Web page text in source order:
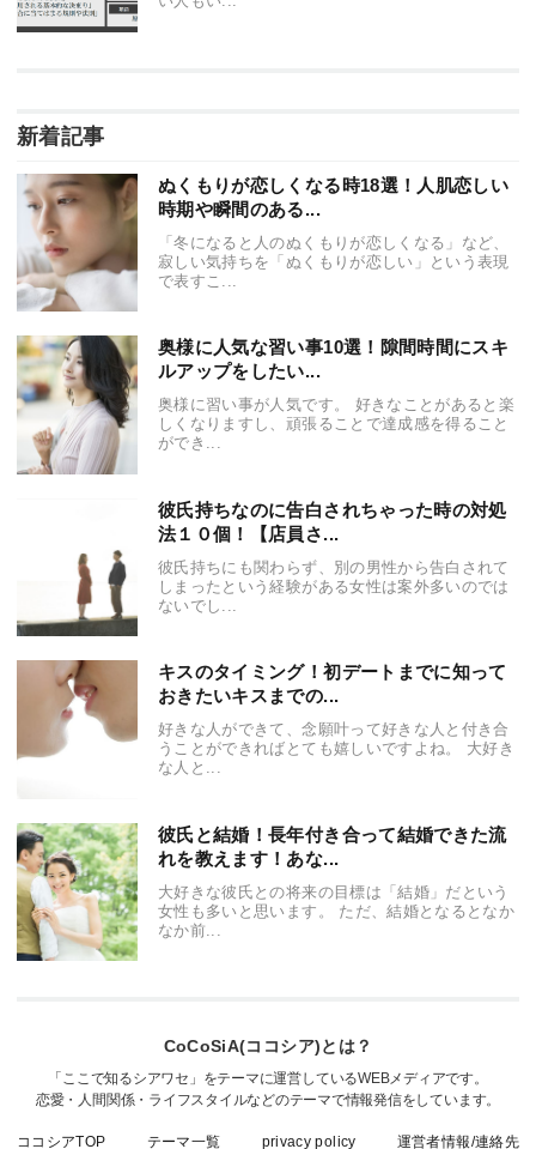
新着記事
ぬくもりが恋しくなる時18選！人肌恋しい
時期や瞬間のある...
「冬になると人のぬくもりが恋しくなる」など、
寂しい気持ちを「ぬくもりが恋しい」という表現
で表すこ...
奥様に人気な習い事10選！隙間時間にスキ
ルアップをしたい...
奥様に習い事が人気です。 好きなことがあると楽
しくなりますし、頑張ることで達成感を得ること
ができ...
彼氏持ちなのに告白されちゃった時の対処
法１０個！【店員さ...
彼氏持ちにも関わらず、別の男性から告白されて
しまったという経験がある女性は案外多いのでは
ないでし...
キスのタイミング！初デートまでに知って
おきたいキスまでの...
好きな人ができて、念願叶って好きな人と付き合
うことができればとても嬉しいですよね。 大好き
な人と...
彼氏と結婚！長年付き合って結婚できた流
れを教えます！あな...
大好きな彼氏との将来の目標は「結婚」だという
女性も多いと思います。 ただ、結婚となるとなか
なか前...
ココシアTOP テーマ一覧 privacy policy 運営者情報/連絡先
CoCoSiA(ココシア)とは？
「ここで知るシアワセ」をテーマに運営しているWEBメディアです。
恋愛・人間関係・ライフスタイルなどのテーマで情報発信をしています。